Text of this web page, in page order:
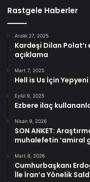
Rastgele Haberler
Aralık 27, 2025
Kardeşi Dilan
açıklama
Mart 7, 2025
Hell is Us İçin
Eylül 9, 2025
Ezbere ilaç
Nisan 9, 2026
SON ANKET:
muhalefetin ‘amiral
Mart 8, 2026
Cumhurbaşkanı
İle İran’a Yönelik